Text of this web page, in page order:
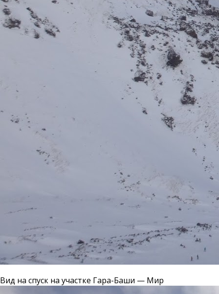
Вид на спуск на участке Гара-Баши — Мир